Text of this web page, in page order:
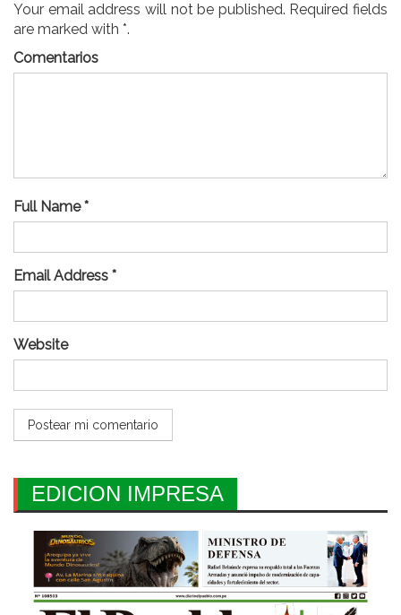
Your email address will not be published. Required fields
are marked with *.
Comentarios
Full Name *
Email Address *
Website
EDICION IMPRESA